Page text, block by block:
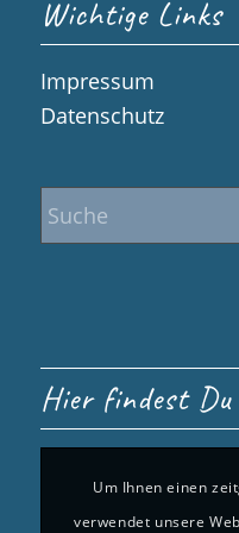
Wichtige Links
Impressum
Datenschutz
Hier findest Du
Um Ihnen einen
verwendet unsere